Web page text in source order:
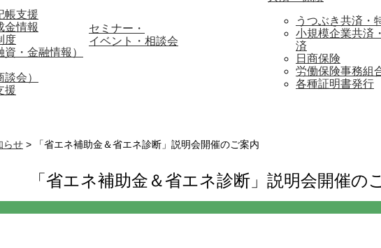
帳支援
金情報
度
・金融情報）
会）
援
セミナー・
イベント・相談会
うつぶき共済・
小規模企業共済
済
日商保険
労働保険事務組
各種証明書発行
らせ > 「省エネ補助金＆省エネ診断」説明会開催のご案内
「省エネ補助金＆省エネ診断」説明会開催の